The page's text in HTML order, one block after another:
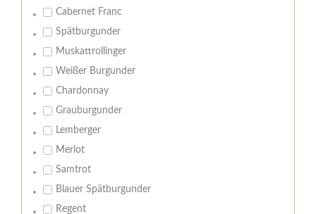
Cabernet Franc
Spätburgunder
Muskattrollinger
Weißer Burgunder
Chardonnay
Grauburgunder
Lemberger
Merlot
Samtrot
Blauer Spätburgunder
Regent